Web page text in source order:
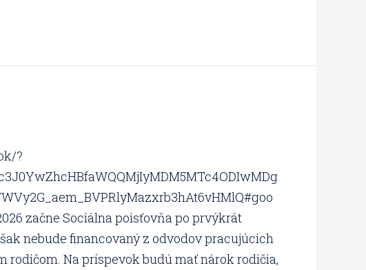
?
začne Sociálna poisťovňa po prvýkrát
nebude financovaný z odvodov pracujúcich
rodičom. Na príspevok budú mať nárok rodičia,